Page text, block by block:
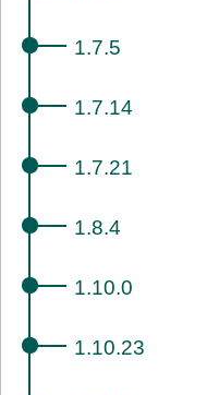
1.7.5
1.7.14
1.7.21
1.8.4
1.10.0
1.10.23